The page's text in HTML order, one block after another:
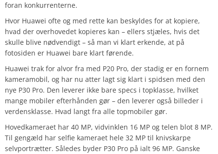
foran konkurrenterne.
Hvor Huawei ofte og med rette kan beskyldes for at kopiere,
hvad der overhovedet kopieres kan – ellers stjæles, hvis det
skulle blive nødvendigt – så man vi klart erkende, at på
fotosiden er Huawei bare klart førende.
Huawei trak for alvor fra med P20 Pro, der stadig er en fornem
kameramobil, og har nu atter lagt sig klart i spidsen med den
nye P30 Pro. Den leverer ikke bare specs i topklasse, hvilket
mange mobiler efterhånden gør – den leverer også billeder i
verdensklasse. Hvad langt fra alle topmobiler gør.
Hovedkameraet har 40 MP, vidvinklen 16 MP og telen blot 8 MP.
Til gengæld har selfie kameraet hele 32 MP til knivskarpe
selvportrætter. Således byder P30 Pro på ialt 96 MP. Ganske